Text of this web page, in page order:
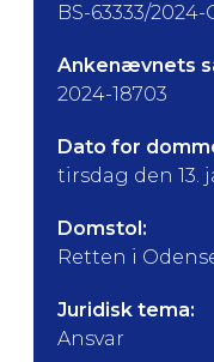
BS-63333/2024-
Ankenævnets
2024-18703
Dato for
tirsdag den 13.
Domstol:
Retten i
Juridisk tema:
Ansvar